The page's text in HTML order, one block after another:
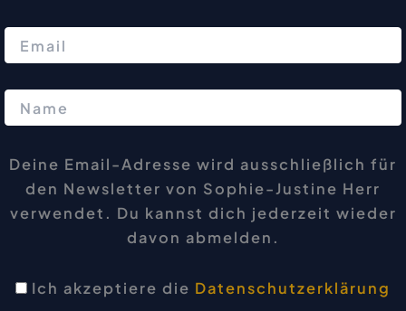
Deine Email-Adresse wird ausschließlich für
den Newsletter von Sophie-Justine Herr
verwendet. Du kannst dich jederzeit wieder
davon abmelden.
Ich akzeptiere die Datenschutzerklärung